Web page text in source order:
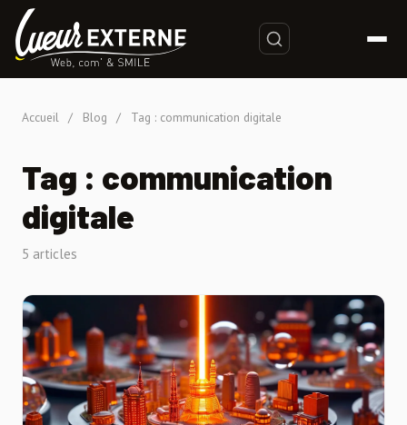
Accueil / Blog / Tag : communication digitale
Tag : communication
digitale
5 articles